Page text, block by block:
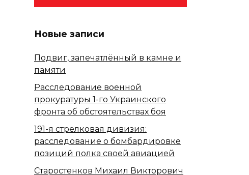
Новые записи
Подвиг, запечатлённый в камне и
памяти
Расследование военной
прокуратуры 1-го Украинского
фронта об обстоятельствах боя
191-я стрелковая дивизия:
расследование о бомбардировке
позиций полка своей авиацией
Старостенков Михаил Викторович